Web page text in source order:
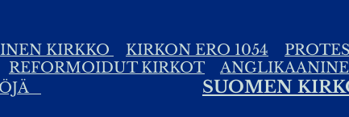
KIRKKO KIRKON ERO 1054
REFORMOIDUT KIRKOT
SUOMEN